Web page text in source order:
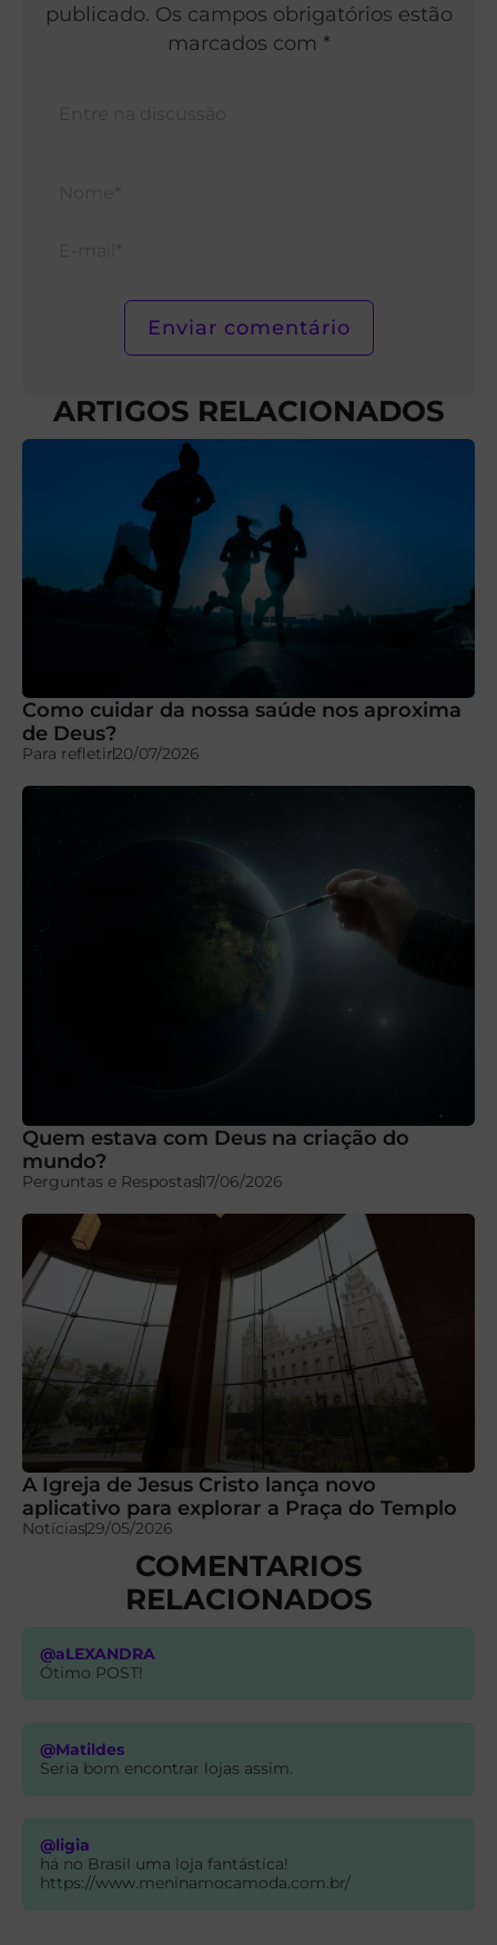
publicado. Os campos obrigatórios estão
marcados com *
ARTIGOS RELACIONADOS
Como cuidar da nossa saúde nos aproxima
de Deus?
Para refletir20/07/2026
Quem estava com Deus na criação do
mundo?
Perguntas e Respostas17/06/2026
A Igreja de Jesus Cristo lança novo
aplicativo para explorar a Praça do Templo
Notícias29/05/2026
COMENTARIOS
RELACIONADOS
@aLEXANDRA
Ótimo POST!
@Matildes
Seria bom encontrar lojas assim.
@ligia
há no Brasil uma loja fantástica!
https://www.meninamocamoda.com.br/